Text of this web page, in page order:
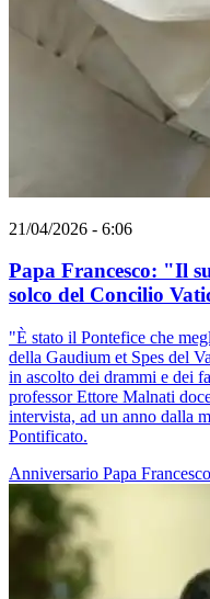
21/04/2026 - 6:06
Papa Francesco: "Il
solco del Concilio
"È stato il Pontefice che
della Gaudium et Spes del
in ascolto dei drammi e dei
professor Ettore Malnati
intervista, ad un anno dalla
Pontificato.
Anniversario Papa Francesco